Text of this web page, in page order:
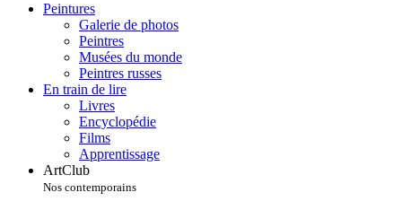
Peintures
Galerie de photos
Peintres
Musées du monde
Peintres russes
En train de lire
Livres
Encyclopédie
Films
Apprentissage
ArtClub
Nos contemporains